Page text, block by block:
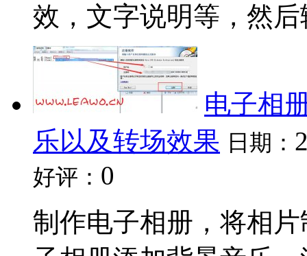
效，文字说明等，然
电子相
乐以及转场效果 日期：
好评： 0
制作电子相册，将相